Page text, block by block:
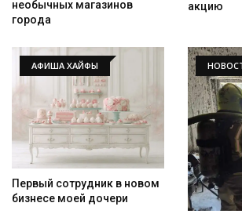
необычных магазинов
города
акцию
АФИША ХАЙФЫ
Первый сотрудник в новом
бизнесе моей дочери